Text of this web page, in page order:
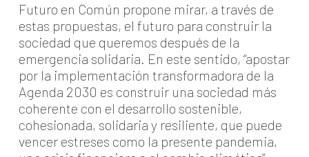
Futuro en Común propone mirar, a través de
estas propuestas, el futuro para construir la
sociedad que queremos después de la
emergencia solidaria. En este sentido, “apostar
por la implementación transformadora de la
Agenda 2030 es construir una sociedad más
coherente con el desarrollo sostenible,
cohesionada, solidaria y resiliente, que puede
vencer estreses como la presente pandemia,